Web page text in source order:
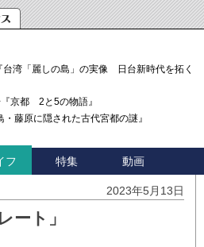
湾「麗しの島」の実像 日台新時代を拓く「3
京都 2と5の物語』
藤原に隠された古代宮都の謎』
フ 特集 動画
2023年5月13日
ート」